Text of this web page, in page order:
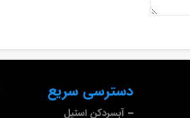
دسترسی سریع
آبسردکن استیل